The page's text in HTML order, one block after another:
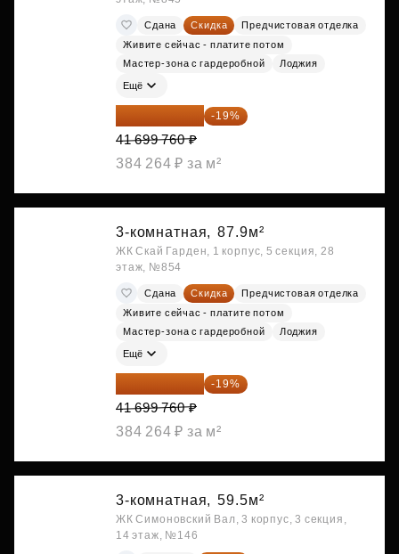
Сдана Скидка
Предчистовая отделка
Живите сейчас - платите потом
Мастер-зона с гардеробной
Лоджия
Ещё
33 776 806 ₽ -19%
41 699 760 ₽
384 264 ₽ за м²
3-комнатная, 87.9м²
ЖК Скай Гарден, 1 корпус, 5 секция, 28
этаж, №854
Сдана Скидка
Предчистовая отделка
Живите сейчас - платите потом
Мастер-зона с гардеробной
Лоджия
Ещё
33 776 806 ₽ -19%
41 699 760 ₽
384 264 ₽ за м²
3-комнатная, 59.5м²
ЖК Симоновский Вал, 3 корпус, 3 секция,
14 этаж, №146